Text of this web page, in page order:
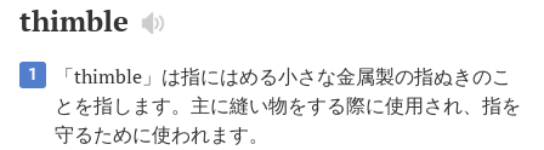
thimble
1
「thimble」は指にはめる小さな金属製の指ぬきのこ
とを指します。主に縫い物をする際に使用され、指を
守るために使われます。